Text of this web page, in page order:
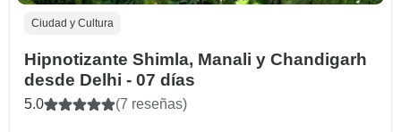
Ciudad y Cultura
Hipnotizante Shimla, Manali y Chandigarh
desde Delhi - 07 días
5.0 (7 reseñas)